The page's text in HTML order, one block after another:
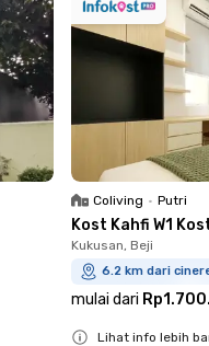
Coliving • Putri
Kost Kahfi W1
Kukusan, Beji
6.2 km dari
mulai dari
Lihat info lebih